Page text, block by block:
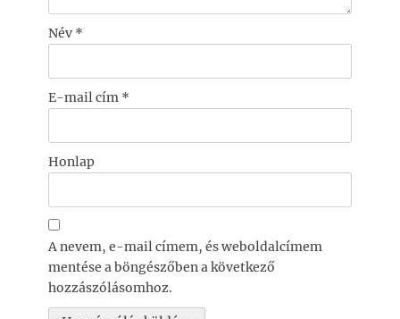
Név *
E-mail cím *
Honlap
A nevem, e-mail címem, és weboldalcímem
mentése a böngészőben a következő
hozzászólásomhoz.